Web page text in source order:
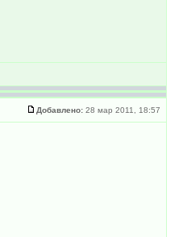
Добавлено: 28 мар 2011, 18:57